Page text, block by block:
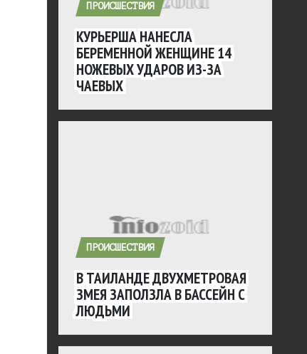
ПРОИСШЕСТВИЯ
КУРЬЕРША НАНЕСЛА
БЕРЕМЕННОЙ ЖЕНЩИНЕ 14
НОЖЕВЫХ УДАРОВ ИЗ-ЗА
ЧАЕВЫХ
ПРОИСШЕСТВИЯ
В ТАИЛАНДЕ ДВУХМЕТРОВАЯ
ЗМЕЯ ЗАПОЛЗЛА В БАССЕЙН С
ЛЮДЬМИ